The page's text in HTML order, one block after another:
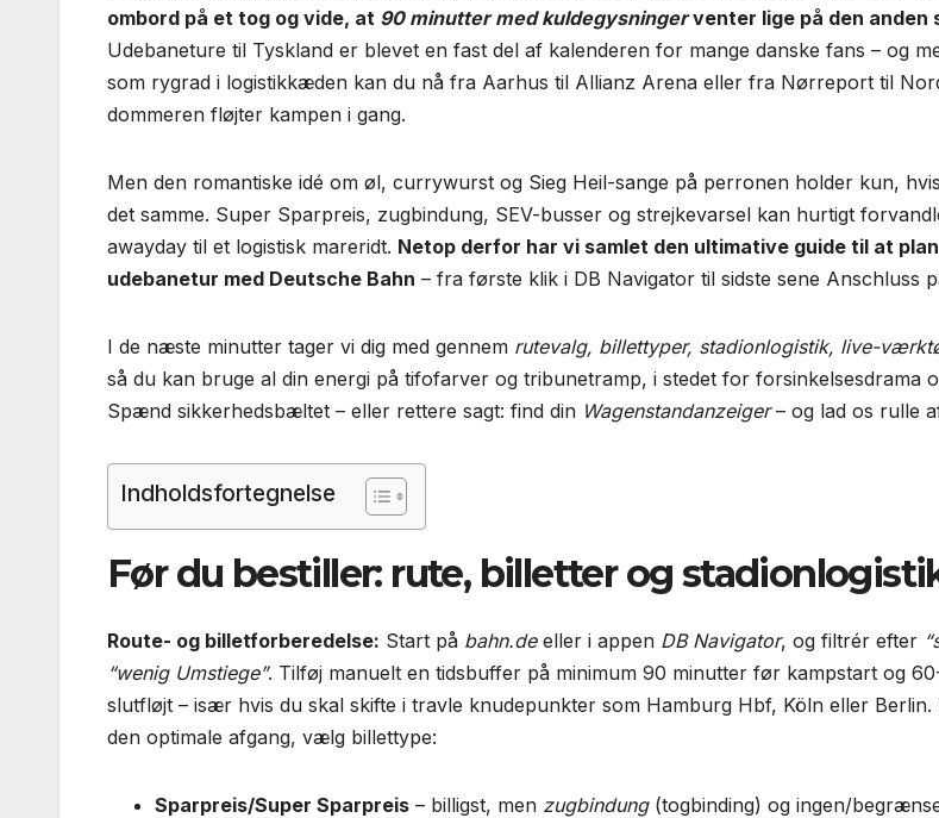
ombord på et tog og vide, at 90 minutter med kuldegysningerventer lige på den anden
Udebane­ture til Tyskland er blevet en fast del af kalenderen for mange danske fans – og
som rygrad i logistikkæden kan du nå fra Aarhus til Allianz Arena eller fra Nørreport til
dommeren fløjter kampen i gang.
Men den romantiske idé om øl, currywurst og Sieg Heil-sange på perronen holder kun,
det samme. Super Sparpreis, zugbindung, SEV-busser og strejkevarsel kan hurtigt
awayday til et logistisk mareridt. Netop derfor har vi samlet den ultimative guide til at
udebanetur med Deutsche Bahn – fra første klik i DB Navigator til sidste sene Anschluss
I de næste minutter tager vi dig med gennem rutevalg, billettyper, stadionlogistik, live-
så du kan bruge al din energi på tifofarver og tribunetramp, i stedet for forsinkelsesdrama
Spænd sikkerhedsbæltet – eller rettere sagt: find din Wagenstandanzeiger– og lad os rulle
Indholdsfortegnelse
Før du bestiller: rute, billetter og
Route- og billetforberedelse: Start på bahn.deeller i appen DB Navigator, og filtrér efter
“wenig Umstiege”. Tilføj manuelt en tidsbuffer på minimum 90 minutter før kampstart og
slutfløjt – især hvis du skal skifte i travle knudepunkter som Hamburg Hbf, Köln eller
den optimale afgang, vælg billettype:
Sparpreis/Super Sparpreis – billigst, men zugbindung(tog­binding) og ingen/